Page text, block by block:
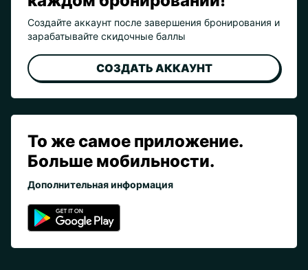
Создайте аккаунт после завершения бронирования и
зарабатывайте скидочные баллы
СОЗДАТЬ АККАУНТ
То же самое приложение.
Больше мобильности.
Дополнительная информация